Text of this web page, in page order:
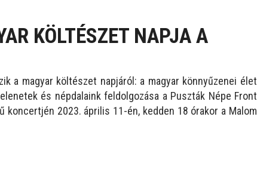
KÖLTÉSZET NAPJA A
a magyar költészet napjáról: a magyar könnyűzenei élet
és népdalaink feldolgozása a Puszták Népe Front
koncertjén 2023. április 11-én, kedden 18 órakor a Malom